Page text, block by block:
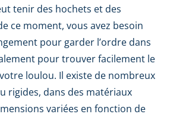
tenir des hochets et des
ce moment, vous avez besoin
pour garder l’ordre dans
pour trouver facilement le
loulou. Il existe de nombreux
rigides, dans des matériaux
variées en fonction de